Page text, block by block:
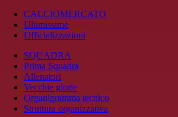
CALCIOMERCATO
Ultimissime
Ufficializzazioni
SQUADRA
Prima Squadra
Allenatori
Vecchie glorie
Organigramma tecnico
Struttura organizzativa